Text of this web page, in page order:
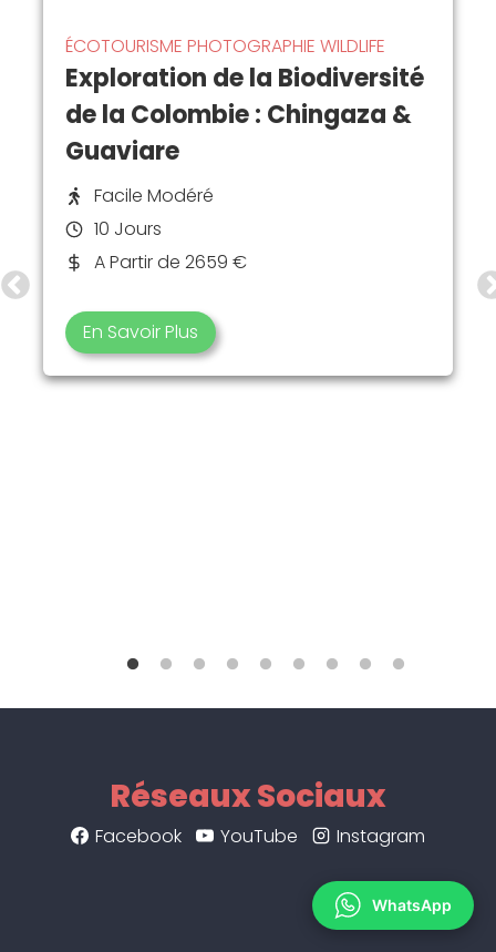
ÉCOTOURISME PHOTOGRAPHIE WILDLIFE
Exploration de la Biodiversité
de la Colombie : Chingaza &
Guaviare
Facile Modéré
10 Jours
A Partir de 2659 €
En Savoir Plus
Réseaux Sociaux
Facebook YouTube Instagram
WhatsApp